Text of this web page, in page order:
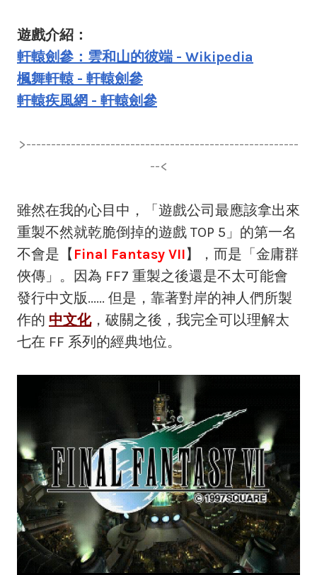
遊戲介紹：
軒轅劍參：雲和山的彼端 - Wikipedia
楓舞軒轅 - 軒轅劍參
軒轅疾風網 - 軒轅劍參
>-------------------------------------------------------
--<
雖然在我的心目中，「遊戲公司最應該拿出來
重製不然就乾脆倒掉的遊戲 TOP 5」的第一名
不會是【 Final Fantasy VII】，而是「金庸群
俠傳」。因為 FF7 重製之後還是不太可能會
發行中文版...... 但是，靠著對岸的神人們所製
作的 中文化，破關之後，我完全可以理解太
七在 FF 系列的經典地位。